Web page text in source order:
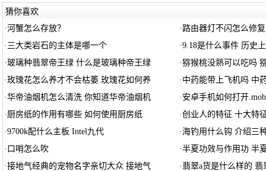
猜你喜欢
·河蟹怎么存放？ · 路由器灯不闪怎么修
· 三大类岩石的主体是哪一个 ·9.18是什么事件 历史
·玻璃种翡翠帝王绿 什么是玻璃种帝王绿 ·猕猴桃没熟可以吃吗
·玫瑰花怎么养才不会枯萎 玫瑰花如何养 · 中药能带上飞机吗 中
·华帝油烟机怎么清洗 你知道华帝油烟机 · 安卓手机如何打开
· 厨房纸的作用有哪些 如何使用厨房纸 ·创业人的特征 十大特
·9700k配什么主板 Intel九代 ·海钓用什么钩 介绍三
· 口哨怎么吹 ·半夏功效与作用功 半
·接地气经典的宠物名字亲切大众 接地气 · 翡翠a货是什么样的 翡